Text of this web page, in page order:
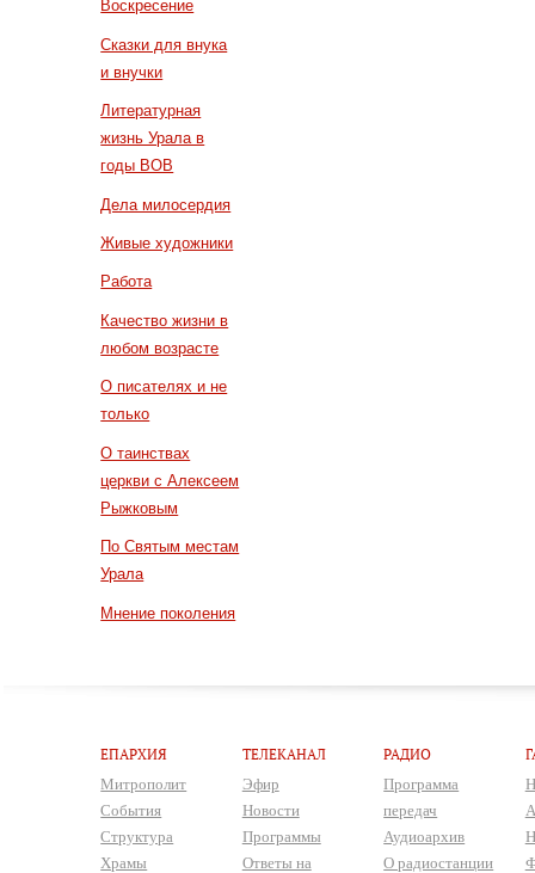
Воскресение
Сказки для внука
и внучки
Литературная
жизнь Урала в
годы ВОВ
Дела милосердия
Живые художники
Работа
Качество жизни в
любом возрасте
О писателях и не
только
О таинствах
церкви с Алексеем
Рыжковым
По Святым местам
Урала
Мнение поколения
ЕПАРХИЯ
Митрополит
События
Структура
Храмы
ТЕЛЕКАНАЛ
Эфир
Новости
Программы
Ответы на
РАДИО
Программа
передач
Аудиоархив
О радиостанции